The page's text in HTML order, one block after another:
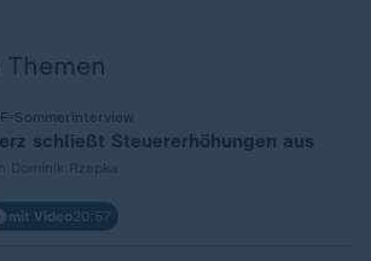
Sommerinterview
schließt Steuererhöhungen aus
mit Video20:57